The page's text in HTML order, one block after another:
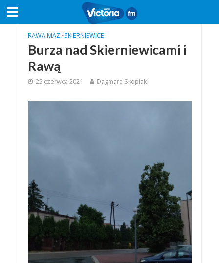
RAWA MAZ.•SKIERNIEWICE
Burza nad Skierniewicami i
Rawą
25 czerwca 2021 Dagmara Skopiak